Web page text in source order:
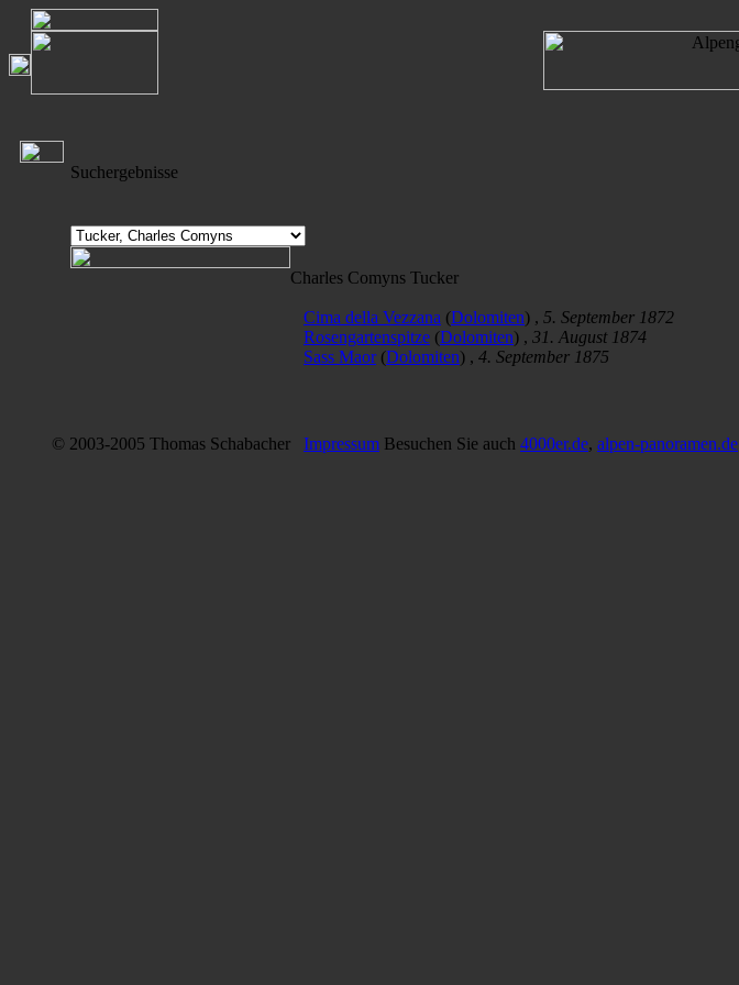
Suchergebnisse
Charles Comyns Tucker
Cima della Vezzana (Dolomiten) , 5. September 1872
Rosengartenspitze (Dolomiten) , 31. August 1874
Sass Maor(Dolomiten) , 4. September 1875
© 2003-2005 Thomas Schabacher Impressum Besuchen Sie auch 4000er.de, alpen-panoramen.de